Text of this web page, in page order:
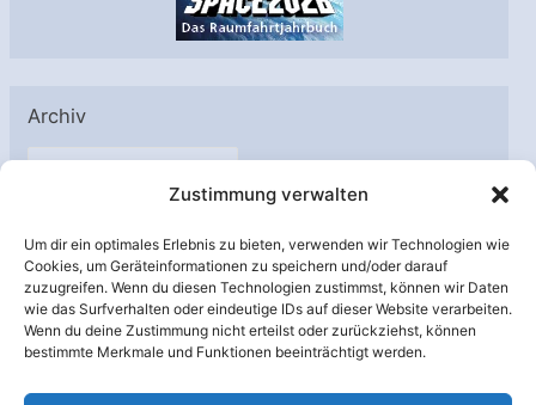
Zustimmung verwalten
Um dir ein optimales Erlebnis zu bieten, verwenden wir Technologien wie
Cookies, um Geräteinformationen zu speichern und/oder darauf
zuzugreifen. Wenn du diesen Technologien zustimmst, können wir Daten
wie das Surfverhalten oder eindeutige IDs auf dieser Website verarbeiten.
Wenn du deine Zustimmung nicht erteilst oder zurückziehst, können
bestimmte Merkmale und Funktionen beeinträchtigt werden.
Archiv
A
h
i
v
Unterstützt von: